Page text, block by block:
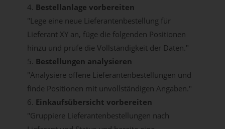
4. Bestellanlage vorbereiten
"Lege eine neue Lieferantenbestellung für
Lieferant XY an, füge die folgenden Positionen
hinzu und prüfe die Vollständigkeit der Daten."
5. Bestellungen analysieren
"Analysiere offene Lieferantenbestellungen und
finde Positionen mit unvollständigen Angaben."
6. Einkaufsübersicht vorbereiten
"Gruppiere Lieferantenbestellungen nach